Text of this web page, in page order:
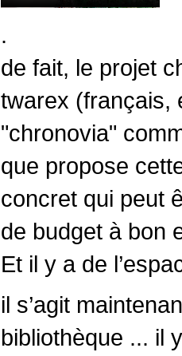
.
de fait, le projet
twarex (français,
"chronovia"
que propose
concret qui peut
de budget à bon
Et il y a de
il s’agit
bibliothèque ... il